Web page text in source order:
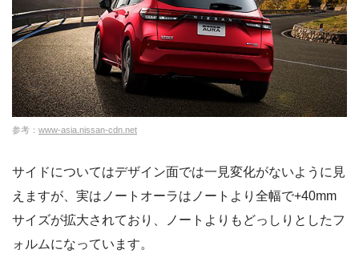
参考： www-asia.nissan-cdn.net
サイドについてはデザイン面では一見変化がないように見
えますが、実はノートオーラはノートより全幅で+40mm
サイズが拡大されており、ノートよりもどっしりとしたフ
ォルムになっています。